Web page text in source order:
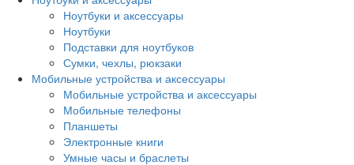
Ноутбуки и аксессуары
Ноутбуки
Подставки для ноутбуков
Сумки, чехлы, рюкзаки
Мобильные устройства и аксессуары
Мобильные устройства и аксессуары
Мобильные телефоны
Планшеты
Электронные книги
Умные часы и браслеты